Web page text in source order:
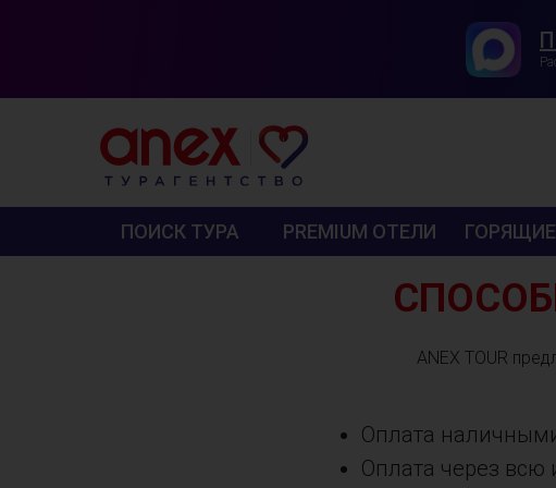
ПОИСК ТУРА PREMIUM ОТЕЛИ
ANEX TOUR
Оплата
Оплата через всю